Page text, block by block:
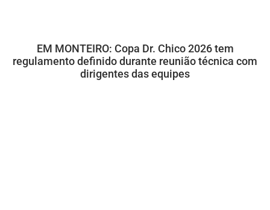
EM MONTEIRO: Copa Dr. Chico 2026 tem
regulamento definido durante reunião técnica com
dirigentes das equipes